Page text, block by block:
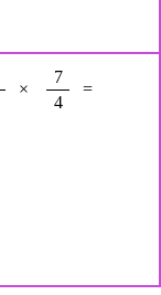
×
7
4
=